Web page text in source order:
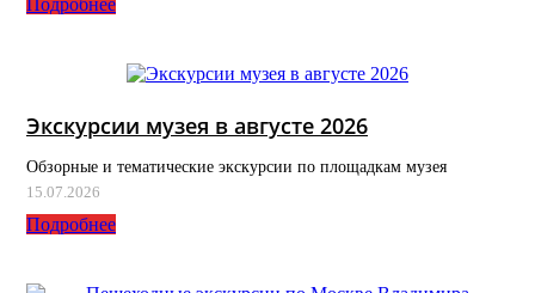
Подробнее
Экскурсии музея в августе 2026
Обзорные и тематические экскурсии по площадкам музея
15.07.2026
Подробнее